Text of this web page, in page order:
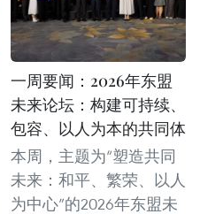
一周要闻：2026年东盟
未来论坛：构建可持续、
包容、以人为本的共同体
本周，主题为“塑造共同
未来：和平、繁荣、以人
为中心”的2026年东盟未